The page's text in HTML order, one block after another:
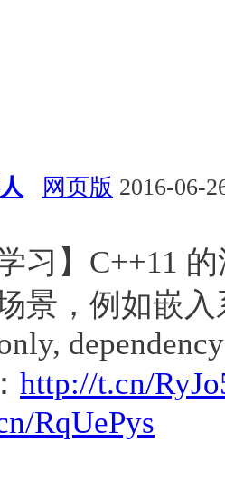
网页版 2016-06-
学习】C++11
景，例如嵌
http://t.cn/
RqUePys